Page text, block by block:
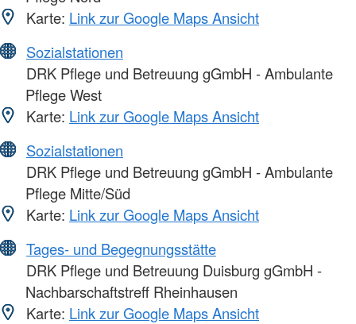
Karte: Link zur Google Maps Ansicht
Sozialstationen
DRK Pflege und Betreuung gGmbH - Ambulante
Pflege West
Karte: Link zur Google Maps Ansicht
Sozialstationen
DRK Pflege und Betreuung gGmbH - Ambulante
Pflege Mitte/Süd
Karte: Link zur Google Maps Ansicht
Tages- und Begegnungsstätte
DRK Pflege und Betreuung Duisburg gGmbH -
Nachbarschaftstreff Rheinhausen
Karte: Link zur Google Maps Ansicht